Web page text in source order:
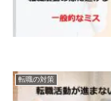
転職の対策